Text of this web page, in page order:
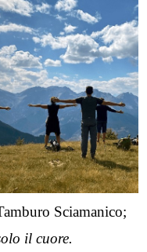
Sciamanico;
il cuore.